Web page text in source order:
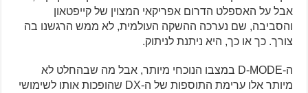
אבל על האספלט הדרום אפריקאי המצוין של קייפטאון
והסביבה, שם נערכה ההשקה העולמית, לא ממש הרגשנו בה
צורך. כך או כך, היא ניתנת לניתוק.
ה-D-MODE במצבו הנוכחי מיותר, אבל מה שבהחלט לא
מיותר אלו ערימת התוספות של ה-DX שהופכות אותו לשימושי